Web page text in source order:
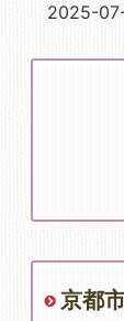
2025-
京都